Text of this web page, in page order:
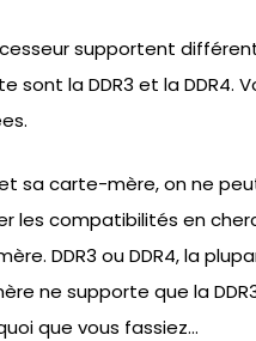
supportent
la DDR3 et la DDR4.
sa carte-mère, on ne
les compatibilités en
DDR3 ou DDR4, la
ne supporte que la
que vous fassiez…